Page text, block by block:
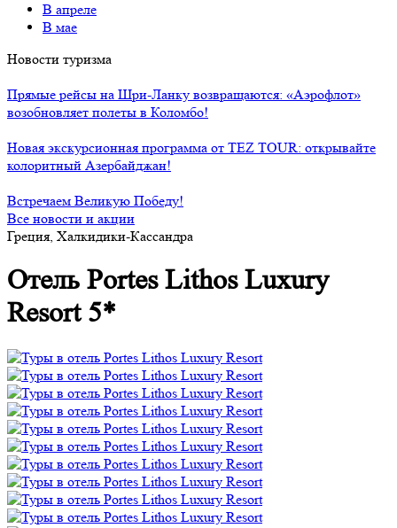
В апреле
В мае
Новости туризма
Прямые рейсы на Шри-Ланку возвращаются: «Аэрофлот»
возобновляет полеты в Коломбо!
Новая экскурсионная программа от TEZ TOUR: открывайте
колоритный Азербайджан!
Встречаем Великую Победу!
Все новости и акции
Греция, Халкидики-Кассандра
Отель Portes Lithos Luxury
Resort 5*